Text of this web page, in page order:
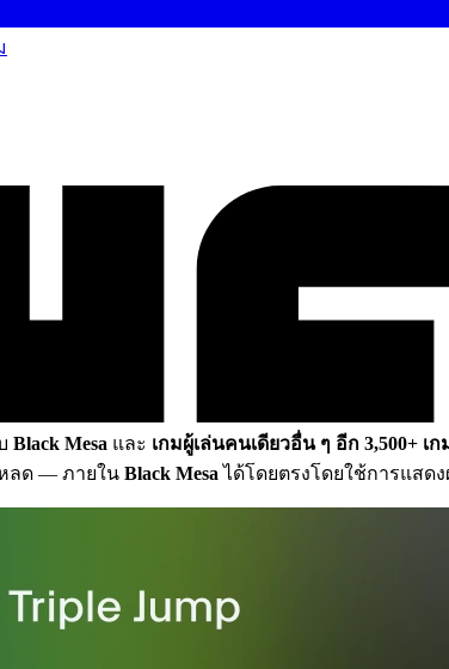
Black Mesa และ เกมผู้เล่นคนเดียวอื่น ๆ อีก 3,500+ เก
ลด — ภายใน Black Mesa ได้โดยตรงโดยใช้การแสด